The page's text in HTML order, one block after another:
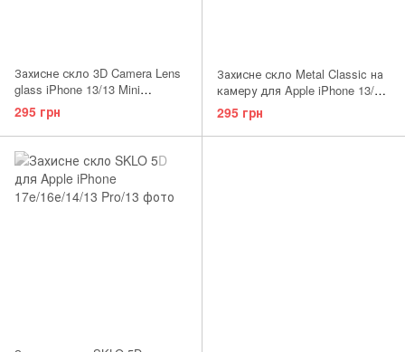
Захисне скло 3D Camera Lens
glass iPhone 13/13 Mini
Midnight
295 грн
Захисне скло Metal Classic на
камеру для Apple iPhone 13/13
Mini Silver
295 грн